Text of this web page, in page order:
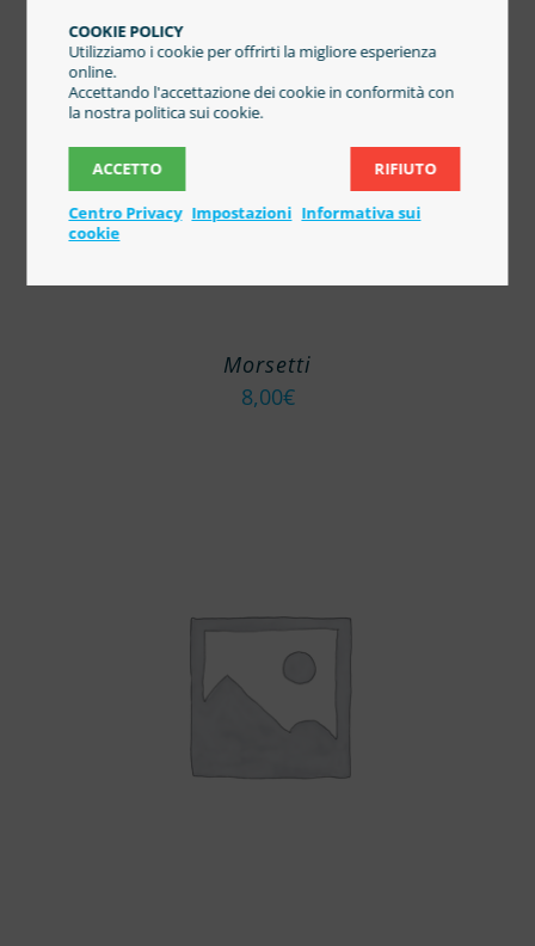
Morsetti
8,00€
COOKIE POLICY
Utilizziamo i cookie per offrirti la migliore esperienza
online.
Accettando l'accettazione dei cookie in conformità con
la nostra politica sui cookie.
ACCETTO RIFIUTO
Centro Privacy Impostazioni Informativa sui
cookie